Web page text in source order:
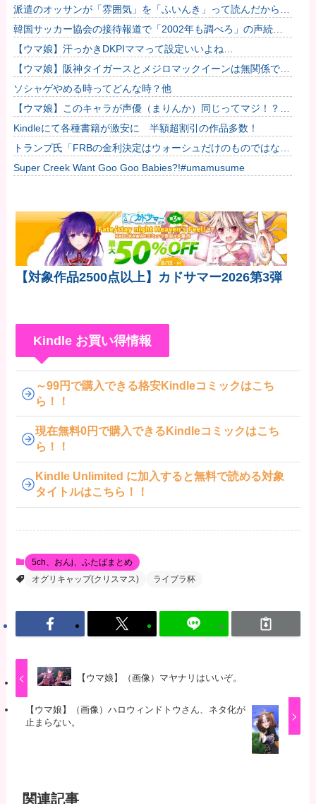
しいな？
派遣のオッサンが「雰囲気」を「ふいんき」って読んだから蹴
り飛ばしたわ...仕事舐めんな
韓国サッカー協会の接待報道で「2002年も調べろ」の声続出
ｗｗｗ
【ウマ娘】汗っかきDKPIママって設定いいよね…
【ウマ娘】阪神タイガースとメジロマックイーンは無関係で
す！
ソシャゲやめる時ってどんな時？他
【ウマ娘】このキャラが声優（まりんか）同じってマジ！？
←「スズカさんみたいな演技の方がレアだと聞いて驚いたよ」
他
Kindleにて各種書籍が激安に 半額超割引の作品多数！
トランプ氏「FRBの金利決定はウォーシュだけのものではな
い」
Super Creek Want Goo Goo Babies?!#umamusume
【対象作品2500点以上】カドサマー2026第3弾
Kindle お買い得情報
～99円で購入できる格安Kindleコミックはこち
ら！！
現在無料0円で購入できるKindleコミックはこち
ら！！
Kindle Unlimited に加入すると無料で読める対象
タイトルはこちら！！
5ch、おんj、ふたばまとめ
オグリキャップ(クリスマス)
ライブラ杯
【ウマ娘】（画像）マヤナリはいいぞ。
【ウマ娘】（画像）ハロウィンドトウさん、ネタ化が
止まらない。
関連記事